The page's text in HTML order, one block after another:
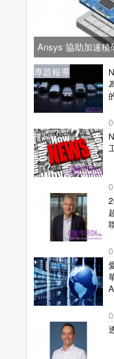
Ansys 協助加速稜
星通訊的
新聞
新聞
專題報導
新聞
專題報導